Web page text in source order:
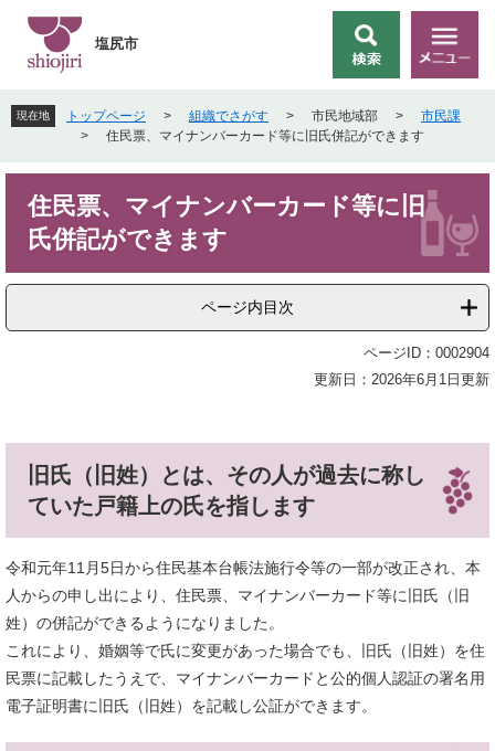
先
頭
す
を
飛
し
索
メ
ニ
ー
塩尻市
現在地 トップページ > 組織でさがす > 市民地域部 >
市民課
>
住民票、マイナンバーカード等に旧氏併記ができます
住民票、マイナンバーカード等に旧
氏併記ができます
ページ内目次
ページID：0002904
更新日：2026年6月1日更新
旧氏（旧姓）とは、その人が過去に称し
ていた戸籍上の氏を指します
令和元年11月5日から住民基本台帳法施行令等の一部が改正され、本
人からの申し出により、住民票、マイナンバーカード等に旧氏（旧
姓）の併記ができるようになりました。
これにより、婚姻等で氏に変更があった場合でも、旧氏（旧姓）を住
民票に記載したうえで、マイナンバーカードと公的個人認証の署名用
電子証明書に旧氏（旧姓）を記載し公証ができます。